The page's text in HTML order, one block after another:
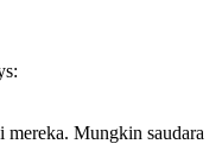
mereka. Mungkin saudara